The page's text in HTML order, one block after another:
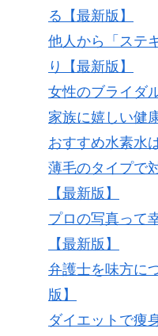
る【最新版】
他人から「ステ
り【最新版】
女性のブライダ
家族に嬉しい健
おすすめ水素水
薄毛のタイプで
【最新版】
プロの写真って
【最新版】
弁護士を味方に
版】
ダイエットで痩